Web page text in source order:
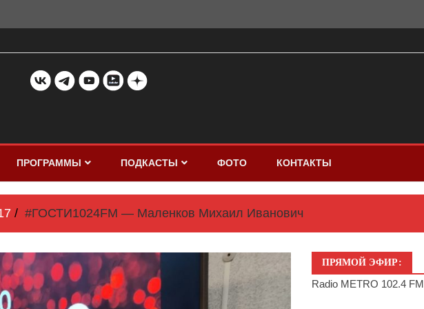
ПРОГРАММЫ ПОДКАСТЫ ФОТО КОНТАКТЫ
#ГОСТИ1024FM — Маленков Михаил Иванович
ПРЯМОЙ ЭФИР:
Radio METRO 102.4 FM